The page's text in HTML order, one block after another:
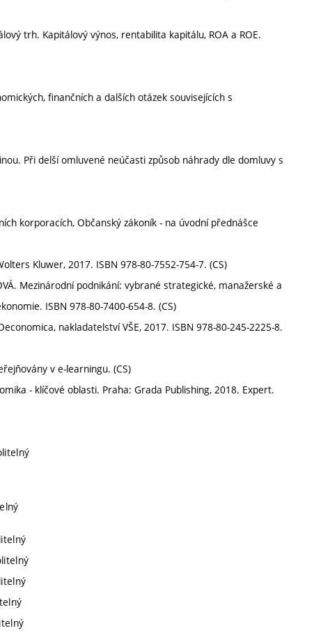
trh. Kapitálový výnos, rentabilita kapitálu, ROA a ROE.
finančních a dalších otázek souvisejících s
Při delší omluvené neúčasti způsob náhrady dle domluvy s
korporacích, Občanský zákoník - na úvodní přednášce
Kluwer, 2017. ISBN 978-80-7552-754-7. (CS)
Mezinárodní podnikání: vybrané strategické, manažerské a
ISBN 978-80-7400-654-8. (CS)
nakladatelství VŠE, 2017. ISBN 978-80-245-2225-8.
v e-learningu. (CS)
- klíčové oblasti. Praha: Grada Publishing, 2018. Expert.